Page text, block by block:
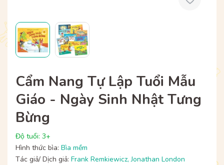
Cẩm Nang Tự Lập Tuổi Mẫu
Giáo - Ngày Sinh Nhật Tưng
Bừng
Độ tuổi: 3+
Hình thức bìa: Bìa mềm
Tác giả/ Dịch giả: Frank Remkiewicz, Jonathan London